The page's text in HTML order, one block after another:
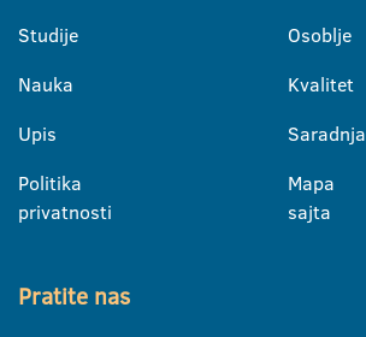
Studije
Nauka
Upis
Politika
privatnosti
Osoblje
Kvalitet
Saradnja
Mapa
sajta
Pratite nas